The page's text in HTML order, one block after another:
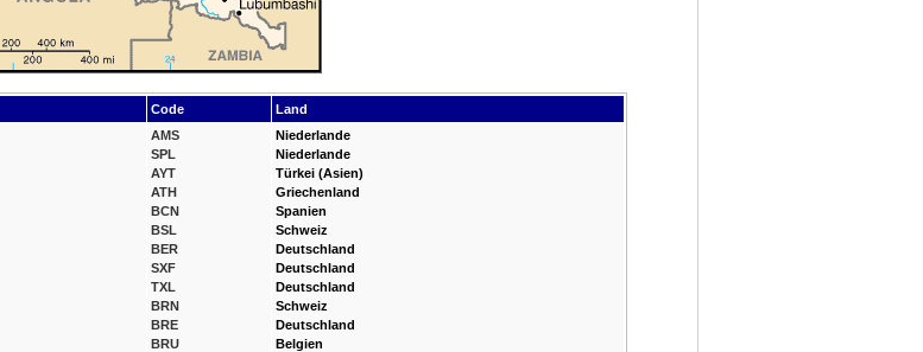
Code
Land
AMS
SPL
AYT
ATH
BCN
BSL
BER
SXF
TXL
BRN
BRE
BRU
Niederlande
Niederlande
Türkei (Asien)
Griechenland
Spanien
Schweiz
Deutschland
Deutschland
Deutschland
Schweiz
Deutschland
Belgien